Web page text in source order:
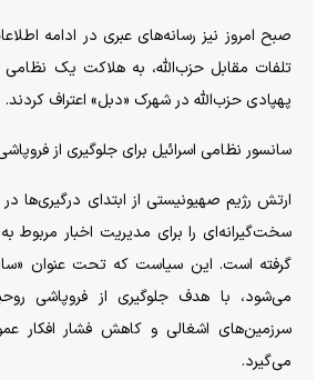
صبح امروز نیز رسانه‌های عبری در ادامه
تلفات مقابل حزب‌الله، به هلاکت یک
پهپادی حزب‌الله در شهرک «دبل» اعتراف کردند.
سانسور نظامی اسرائیل برای جلوگیری از
ارتش رژیم صهیونیستی از ابتدای درگیری‌ها در
سخت‌گیرانه‌ای را برای مدیریت اخبار مربوط
گرفته است. این سیاست که تحت عنوان
می‌شود، با هدف جلوگیری از فروپاشی
سرزمین‌های اشغالی و کاهش فشار افکار
می‌گیرد.